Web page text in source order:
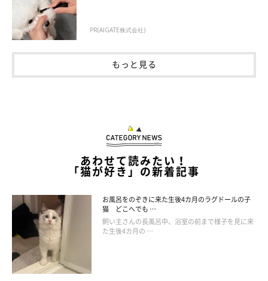
ねこ連れ草 うずらとかんたろう徒然ニャッ記
Amazonで見る
PR(AIGATE株式会社)
もっと見る
あわせて読みたい！
「猫が好き」の新着記事
お風呂をのぞきに来た生後4カ月のラグドールの子
猫 どこへでも …
飼い主さんの長風呂中、浴室の前まで様子を見に来
た生後4カ月の …